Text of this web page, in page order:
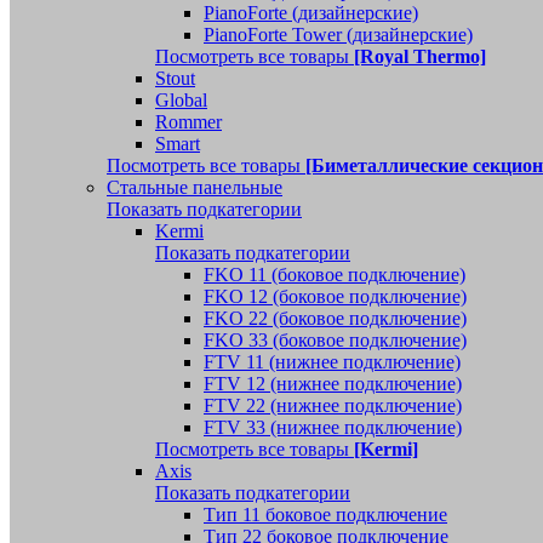
PianoForte (дизайнерские)
PianoForte Tower (дизайнерские)
Посмотреть все товары [Royal Thermo]
Stout
Global
Rommer
Smart
Посмотреть все товары [Биметаллические
Стальные панельные
Показать подкатегории
Kermi
Показать подкатегории
FKO 11 (боковое подключение)
FKO 12 (боковое подключение)
FKO 22 (боковое подключение)
FKO 33 (боковое подключение)
FTV 11 (нижнее подключение)
FTV 12 (нижнее подключение)
FTV 22 (нижнее подключение)
FTV 33 (нижнее подключение)
Посмотреть все товары [Kermi]
Axis
Показать подкатегории
Тип 11 боковое подключение
Тип 22 боковое подключение